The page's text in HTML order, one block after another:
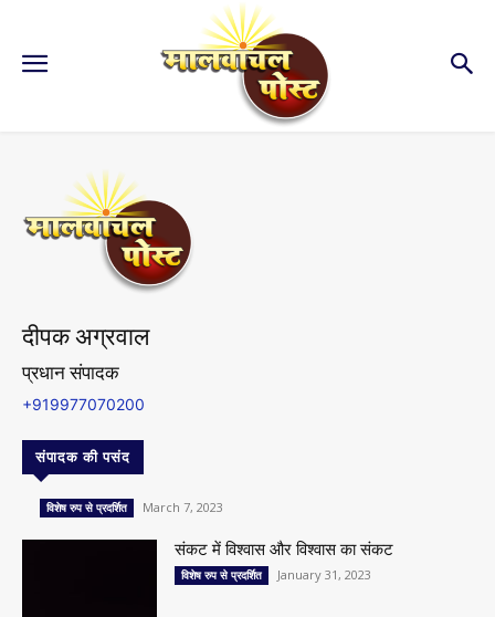
दीपक अग्रवाल
प्रधान संपादक
+919977070200
संपादक की पसंद
विशेष रुप से प्रदर्शित March 7, 2023
संकट में विश्वास और विश्वास का संकट
विशेष रुप से प्रदर्शित January 31, 2023